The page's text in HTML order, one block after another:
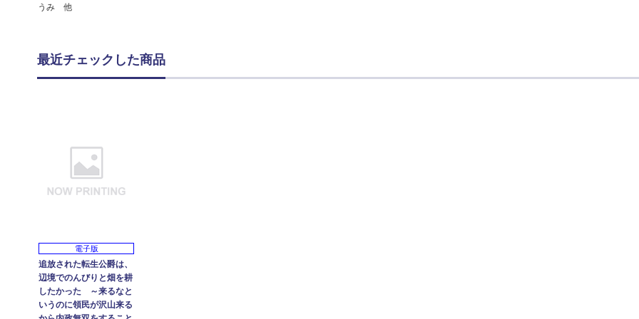
うみ 他
最近チェックした商品
電子版
追放された転生公爵は、
辺境でのんびりと畑を耕
したかった ～来るなと
いうのに領民が沢山来る